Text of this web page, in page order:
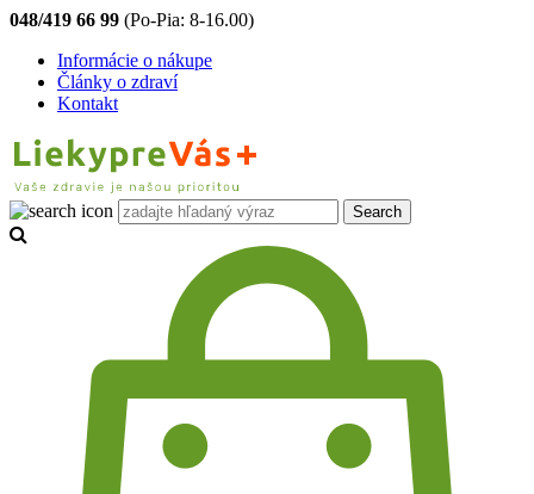
048/419 66 99 (Po-Pia: 8-16.00)
Informácie o nákupe
Články o zdraví
Kontakt